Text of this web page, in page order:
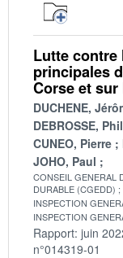
Lutte
principales
Corse et
DUCHENE,
DEBROSSE,
CUNEO, Pierre
JOHO, Paul
CONSEIL GENERAL
DURABLE (CGEDD)
INSPECTION
INSPECTION
Rapport: juin
n°014319-01